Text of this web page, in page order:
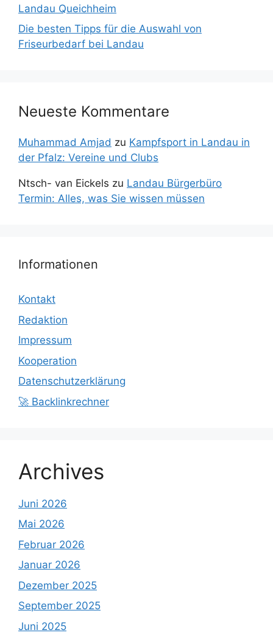
Landau Queichheim
Die besten Tipps für die Auswahl von
Friseurbedarf bei Landau
Neueste Kommentare
Muhammad Amjad zu Kampfsport in Landau in
der Pfalz: Vereine und Clubs
Ntsch- van Eickels zu Landau Bürgerbüro
Termin: Alles, was Sie wissen müssen
Informationen
Kontakt
Redaktion
Impressum
Kooperation
Datenschutzerklärung
🚀 Backlinkrechner
Archives
Juni 2026
Mai 2026
Februar 2026
Januar 2026
Dezember 2025
September 2025
Juni 2025